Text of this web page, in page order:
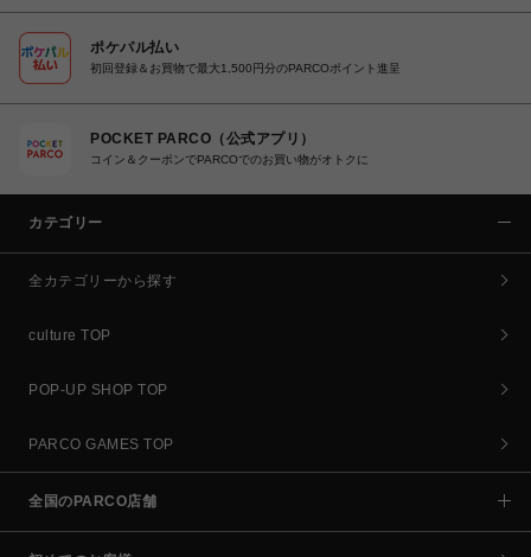
ポケパル払い
初回登録＆お買物で最大1,500円分のPARCOポイント進呈
POCKET PARCO（公式アプリ）
コイン＆クーポンでPARCOでのお買い物がオトクに
カテゴリー
全カテゴリーから探す
culture TOP
POP-UP SHOP TOP
PARCO GAMES TOP
全国のPARCO店舗